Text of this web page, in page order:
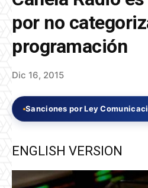
por no
programación
Dic 16, 2015
Sanciones por Ley
ENGLISH VERSION